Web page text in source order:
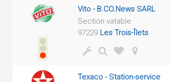
Vito - B.CO.News SARL
Section vatable
97229 Les Trois-Îlets
Texaco - Station-service